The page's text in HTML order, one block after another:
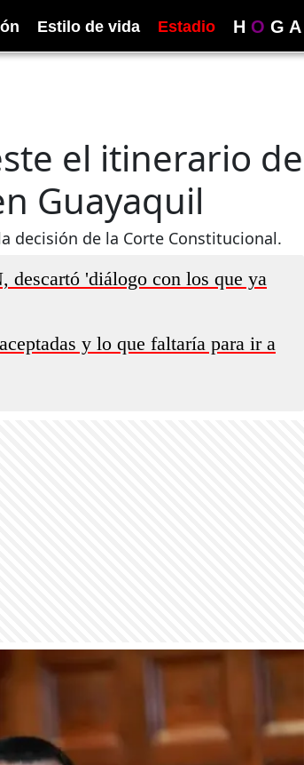
Estilo de vida Estadio H O G A
el itinerario de
Guayaquil
decisión de la Corte Constitucional.
descartó 'diálogo con los que ya
y lo que faltaría para ir a